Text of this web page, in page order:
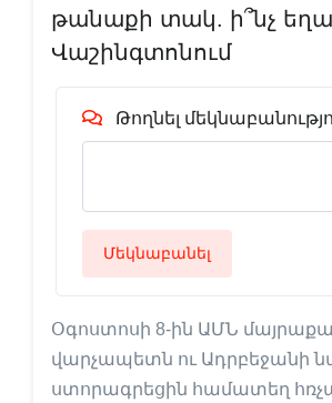
թանաքի տակ. ի՞նչ
Վաշինգտոնում
Թողնել
Մեկնաբանել
Օգոստոսի 8-ին ԱՄՆ
վարչապետն ու Ադրբեջանի
ստորագրեցին համատեղ